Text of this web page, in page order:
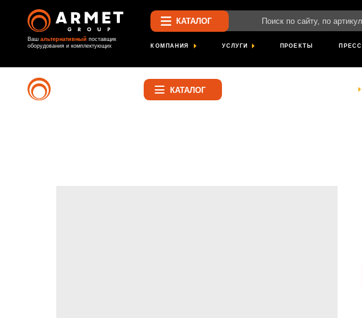
поставщик
оборудования и комплектующих
Поиск по сайту, по артикулу
КАТАЛОГ
КАТАЛОГ